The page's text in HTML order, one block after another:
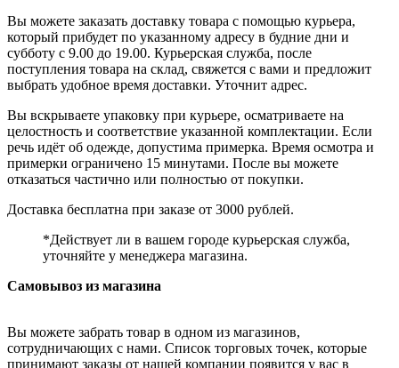
Вы можете заказать доставку товара с помощью курьера,
который прибудет по указанному адресу в будние дни и
субботу с 9.00 до 19.00. Курьерская служба, после
поступления товара на склад, свяжется с вами и предложит
выбрать удобное время доставки. Уточнит адрес.
Вы вскрываете упаковку при курьере, осматриваете на
целостность и соответствие указанной комплектации. Если
речь идёт об одежде, допустима примерка. Время осмотра и
примерки ограничено 15 минутами. После вы можете
отказаться частично или полностью от покупки.
Доставка бесплатна при заказе от 3000 рублей.
*Действует ли в вашем городе курьерская служба,
уточняйте у менеджера магазина.
Самовывоз из магазина
Вы можете забрать товар в одном из магазинов,
сотрудничающих с нами. Список торговых точек, которые
принимают заказы от нашей компании появится у вас в